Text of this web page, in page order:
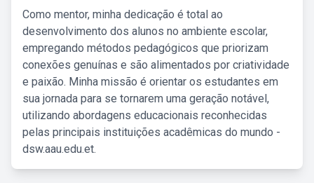
Como mentor, minha dedicação é total ao
desenvolvimento dos alunos no ambiente escolar,
empregando métodos pedagógicos que priorizam
conexões genuínas e são alimentados por criatividade
e paixão. Minha missão é orientar os estudantes em
sua jornada para se tornarem uma geração notável,
utilizando abordagens educacionais reconhecidas
pelas principais instituições acadêmicas do mundo -
dsw.aau.edu.et.